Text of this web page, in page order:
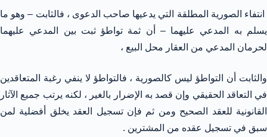
انتفاء الصورية المطلقة التي يدعيها صاحب الدعوى ، فالثابت – وهو ما
يسلم به المدعي عليهما – أن ثمة تواطؤ ثبت بين المدعي عليهما
لحرمان المدعي من العقار محل البيع ،
والثابت أن التواطؤ ليس كالصورية ، فالتواطؤ لا ينفي رغبة المتعاقدين
في التعاقد الحقيقي وإن قصد به الإضرار بالغير ، لكنه يرتب جميع الآثار
القانونية للعقد الصحيح ومن ثم فإن تسجيل العقد يخلق أفضلية لمن
سبق في تسجيل عقده من المشترين .